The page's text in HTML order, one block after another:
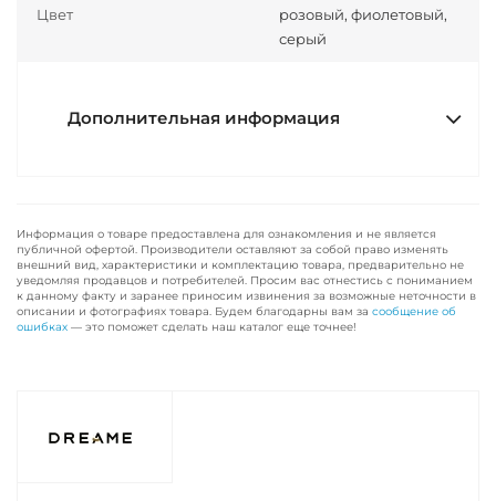
Цвет
розовый, фиолетовый,
серый
Дополнительная информация
Информация о товаре предоставлена для ознакомления и не является
публичной офертой. Производители оставляют за собой право изменять
внешний вид, характеристики и комплектацию товара, предварительно не
уведомляя продавцов и потребителей. Просим вас отнестись с пониманием
к данному факту и заранее приносим извинения за возможные неточности в
описании и фотографиях товара. Будем благодарны вам за сообщение об
ошибках — это поможет сделать наш каталог еще точнее!